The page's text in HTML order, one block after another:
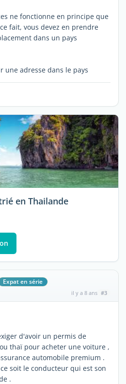
ne fonctionne en principe que
fait, vous devez en prendre
dans un pays
une adresse dans le pays
en Thailande
Expat en série
il y a 8 ans #3
d'avoir un permis de
thaï pour acheter une voiture ,
automobile premium .
soit le conducteur qui est son
.